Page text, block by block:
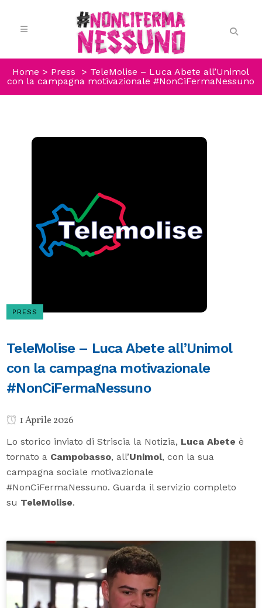
Home > Press > TeleMolise – Luca Abete all’Unimol
con la campagna motivazionale #NonCiFermaNessuno
PRESS
TeleMolise – Luca Abete all’Unimol
con la campagna motivazionale
#NonCiFermaNessuno
1 Aprile 2026
Lo storico inviato di Striscia la Notizia, Luca Abete è
tornato a Campobasso, all’Unimol, con la sua
campagna sociale motivazionale
#NonCiFermaNessuno. Guarda il servizio completo
su TeleMolise.